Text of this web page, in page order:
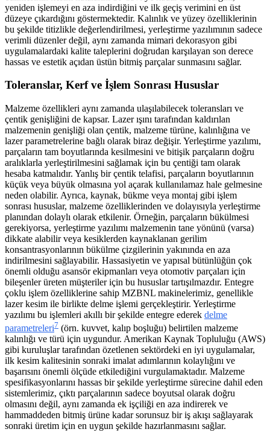
yeniden işlemeyi en aza indirdiğini ve ilk geçiş verimini en üst
düzeye çıkardığını göstermektedir. Kalınlık ve yüzey özelliklerinin
bu şekilde titizlikle değerlendirilmesi, yerleştirme yazılımının sadece
verimli düzenler değil, aynı zamanda mimari dekorasyon gibi
uygulamalardaki kalite taleplerini doğrudan karşılayan son derece
hassas ve estetik açıdan üstün bitmiş parçalar sunmasını sağlar.
Toleranslar, Kerf ve İşlem Sonrası Hususlar
Malzeme özellikleri aynı zamanda ulaşılabilecek toleransları ve
çentik genişliğini de kapsar. Lazer ışını tarafından kaldırılan
malzemenin genişliği olan çentik, malzeme türüne, kalınlığına ve
lazer parametrelerine bağlı olarak biraz değişir. Yerleştirme yazılımı,
parçaların tam boyutlarında kesilmesini ve bitişik parçaların doğru
aralıklarla yerleştirilmesini sağlamak için bu çentiği tam olarak
hesaba katmalıdır. Yanlış bir çentik telafisi, parçaların boyutlarının
küçük veya büyük olmasına yol açarak kullanılamaz hale gelmesine
neden olabilir. Ayrıca, kaynak, bükme veya montaj gibi işlem
sonrası hususlar, malzeme özelliklerinden ve dolayısıyla yerleştirme
planından dolaylı olarak etkilenir. Örneğin, parçaların bükülmesi
gerekiyorsa, yerleştirme yazılımı malzemenin tane yönünü (varsa)
dikkate alabilir veya kesiklerden kaynaklanan gerilim
konsantrasyonlarının bükülme çizgilerinin yakınında en aza
indirilmesini sağlayabilir. Hassasiyetin ve yapısal bütünlüğün çok
önemli olduğu asansör ekipmanları veya otomotiv parçaları için
bileşenler üreten müşteriler için bu hususlar tartışılmazdır. Entegre
çoklu işlem özelliklerine sahip MZBNL makinelerimiz, genellikle
lazer kesim ile birlikte delme işlemi gerçekleştirir. Yerleştirme
yazılımı bu işlemleri akıllı bir şekilde entegre ederek delme
parametreleri7 (örn. kuvvet, kalıp boşluğu) belirtilen malzeme
kalınlığı ve türü için uygundur. Amerikan Kaynak Topluluğu (AWS)
gibi kuruluşlar tarafından özetlenen sektördeki en iyi uygulamalar,
ilk kesim kalitesinin sonraki imalat adımlarının kolaylığını ve
başarısını önemli ölçüde etkilediğini vurgulamaktadır. Malzeme
spesifikasyonlarını hassas bir şekilde yerleştirme sürecine dahil eden
sistemlerimiz, çıktı parçalarının sadece boyutsal olarak doğru
olmasını değil, aynı zamanda ek işçiliği en aza indirerek ve
hammaddeden bitmiş ürüne kadar sorunsuz bir iş akışı sağlayarak
sonraki üretim için en uygun şekilde hazırlanmasını sağlar.